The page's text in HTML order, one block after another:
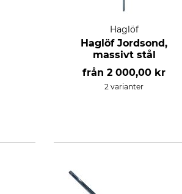
Haglöf
Haglöf Jordsond,
massivt stål
från 2 000,00 kr
2 varianter